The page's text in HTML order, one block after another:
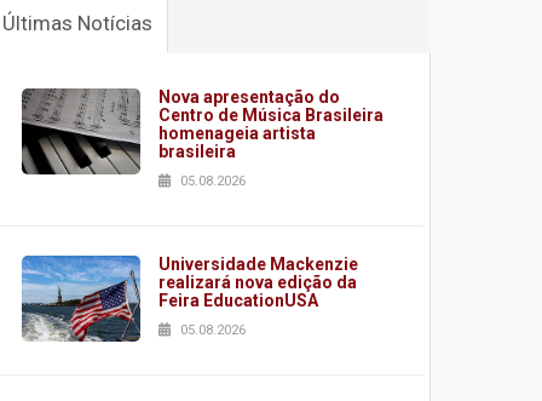
Últimas Notícias
Nova apresentação do
Centro de Música Brasileira
homenageia artista
brasileira
05.08.2026
Universidade Mackenzie
realizará nova edição da
Feira EducationUSA
05.08.2026